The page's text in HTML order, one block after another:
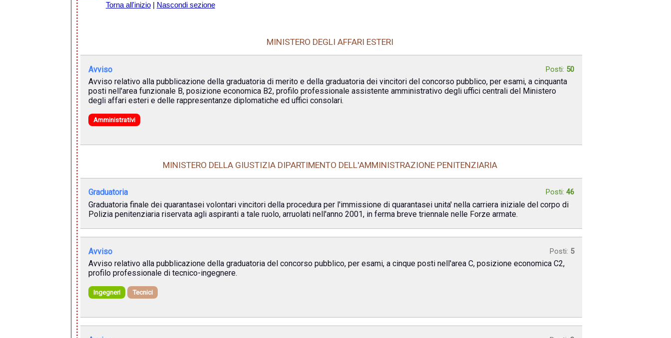
Torna all'inizio| Nascondi sezione
MINISTERO DEGLI AFFARI ESTERI
Avviso Posti: 50
Avviso relativo alla pubblicazione della graduatoria di merito e della graduatoria dei vincitori del concorso pubblico, per esami, a cinquanta
posti nell'area funzionale B, posizione economica B2, profilo professionale assistente amministrativo degli uffici centrali del Ministero
degli affari esteri e delle rappresentanze diplomatiche ed uffici consolari.
Amministrativi
MINISTERO DELLA GIUSTIZIA DIPARTIMENTO DELL'AMMINISTRAZIONE PENITENZIARIA
Graduatoria Posti: 46
Graduatoria finale dei quarantasei volontari vincitori della procedura per l'immissione di quarantasei unita' nella carriera iniziale del corpo di
Polizia penitenziaria riservata agli aspiranti a tale ruolo, arruolati nell'anno 2001, in ferma breve triennale nelle Forze armate.
Avviso Posti: 5
Avviso relativo alla pubblicazione della graduatoria del concorso pubblico, per esami, a cinque posti nell'area C, posizione economica C2,
profilo professionale di tecnico-ingegnere.
Ingegneri Tecnici